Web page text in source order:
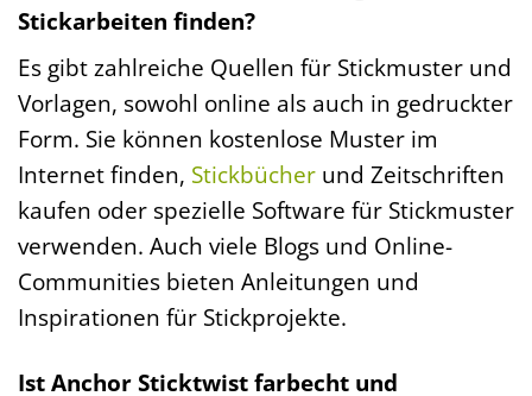
Stickarbeiten finden?
Es gibt zahlreiche Quellen für Stickmuster und
Vorlagen, sowohl online als auch in gedruckter
Form. Sie können kostenlose Muster im
Internet finden, Stickbücher und Zeitschriften
kaufen oder spezielle Software für Stickmuster
verwenden. Auch viele Blogs und Online-
Communities bieten Anleitungen und
Inspirationen für Stickprojekte.
Ist Anchor Sticktwist farbecht und